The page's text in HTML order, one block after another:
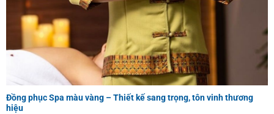
Đồng phục Spa màu vàng – Thiết kế sang trọng, tôn vinh thương
hiệu